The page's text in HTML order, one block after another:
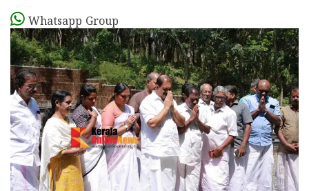
Whatsapp Group